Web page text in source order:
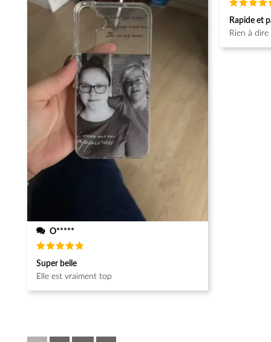
O*****
Note
5
sur 5
Super belle
Elle est vraiment top
Note
sur 5
Rapide et
Rien à dire